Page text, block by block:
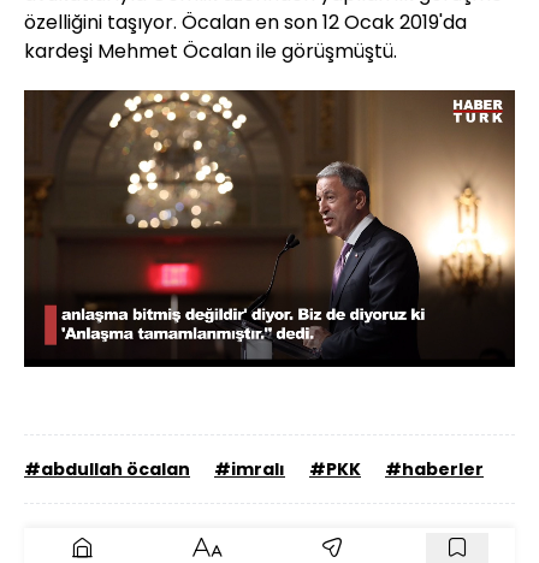
özelliğini taşıyor. Öcalan en son 12 Ocak 2019'da
kardeşi Mehmet Öcalan ile görüşmüştü.
Sesi
Aç
Yüklendi:
55.43%
Hızı
#abdullah öcalan #imralı #PKK #haberler